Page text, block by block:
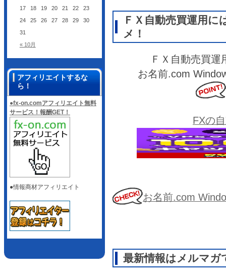
ＦＸ自動売買運用
メ！
ＦＸ自動売買
お名前.com
FXの
お名前.com
最新情報はメルマガ
« 10月
17
18 19 20 21 22
23
24
25 26 27 28 29
30
31
アフィリエイトするな
ら！
●fx-on.comアフィリエイト無料
サービス！報酬GET！
●情報商材アフィリエイト